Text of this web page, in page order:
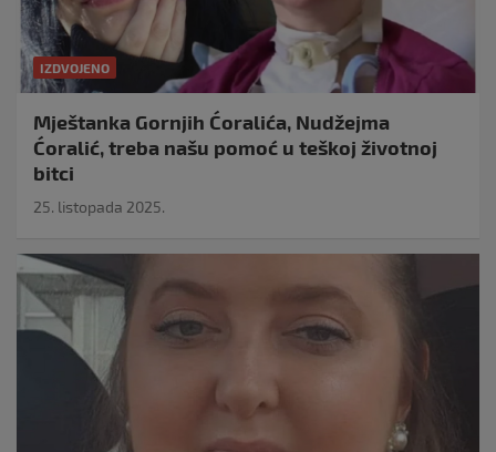
IZDVOJENO
Mještanka Gornjih Ćoralića, Nudžejma
Ćoralić, treba našu pomoć u teškoj životnoj
bitci
25. listopada 2025.